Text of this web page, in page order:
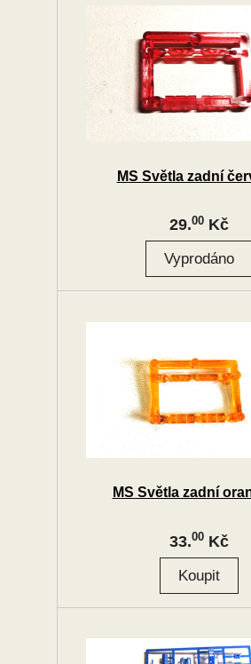
MS Světla zadní
29.00Kč
MS Světla zadní
33.00Kč